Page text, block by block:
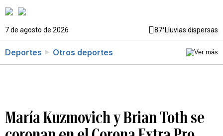
7 de agosto de 2026 87°Lluvias dispersas
Deportes Otros deportes
María Kuzmovich y Brian Toth se